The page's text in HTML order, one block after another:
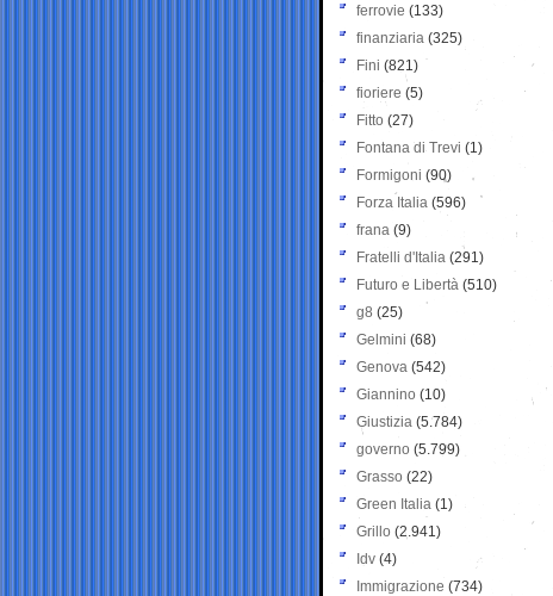
ferrovie (133)
finanziaria (325)
Fini (821)
fioriere (5)
Fitto (27)
Fontana di Trevi (1)
Formigoni (90)
Forza Italia (596)
frana (9)
Fratelli d'Italia (291)
Futuro e Libertà (510)
g8 (25)
Gelmini (68)
Genova (542)
Giannino (10)
Giustizia (5.784)
governo (5.799)
Grasso (22)
Green Italia (1)
Grillo (2.941)
Idv (4)
Immigrazione (734)